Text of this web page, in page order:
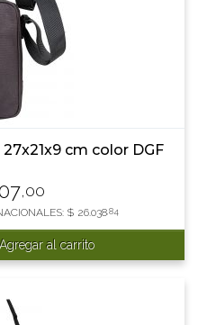
cm color DGF
,00
$ 26.038,84
Agregar al carrito